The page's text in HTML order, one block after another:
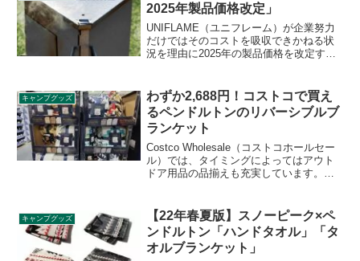
2025年製品価格改定」
UNIFLAME（ユニフレーム）が企業努力
だけではそのコストを吸収できかねる状
況を理由に2025年の製品価格を改定する
月3日より適用されます。詳細をレビュー
します。
キャンプグッズ
わずか2,688円！コストコで買え
るペンドルトンのリバーシブルブ
ランケット
Costco Wholesale（コストコホールセー
ル）では、タイミングによってはアウト
ドア用品の品揃えも充実しています。人
トン60%）が販売されていたので、詳細
をレビューします。
キャンプグッズ
【22年春夏版】スノーピーク×ペ
ンドルトン「ハンドタオル」「タ
オルブランケット」